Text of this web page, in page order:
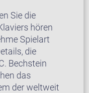
Sie die
hören
Spielart
die
Bechstein
das
der weltweit